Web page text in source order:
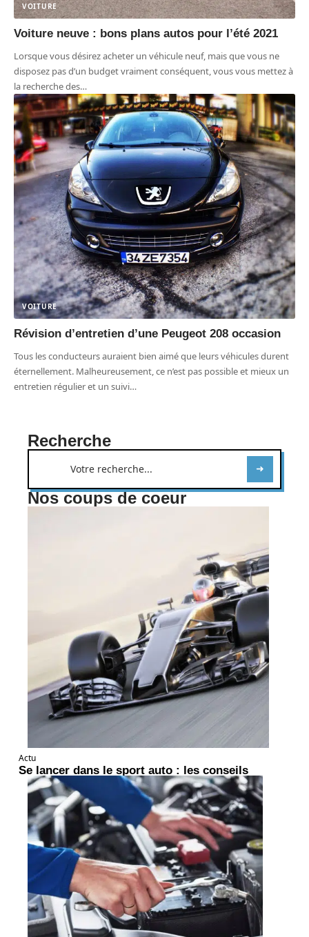
VOITURE
Voiture neuve : bons plans autos pour l’été 2021
Lorsque vous désirez acheter un véhicule neuf, mais que vous ne
disposez pas d’un budget vraiment conséquent, vous vous mettez à
la recherche des…
VOITURE
Révision d’entretien d’une Peugeot 208 occasion
Tous les conducteurs auraient bien aimé que leurs véhicules durent
éternellement. Malheureusement, ce n’est pas possible et mieux un
entretien régulier et un suivi…
Recherche
Nos coups de coeur
Actu
Se lancer dans le sport auto : les conseils